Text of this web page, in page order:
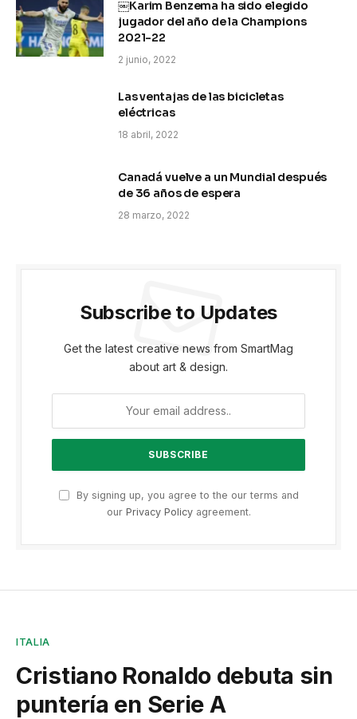
￼Karim Benzema ha sido elegido
jugador del año de la Champions
2021-22
2 junio, 2022
Las ventajas de las bicicletas
eléctricas
18 abril, 2022
Canadá vuelve a un Mundial después
de 36 años de espera
28 marzo, 2022
Subscribe to Updates
Get the latest creative news from SmartMag
about art & design.
By signing up, you agree to the our terms and
our Privacy Policyagreement.
ITALIA
Cristiano Ronaldo debuta sin
puntería en Serie A